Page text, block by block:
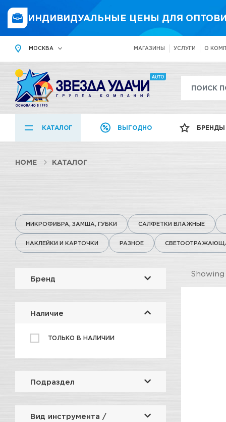
ИНДИВИДУАЛЬНЫЕ ЦЕНЫ ДЛЯ
МОСКВА МАГАЗИНЫ УСЛУГИ О
КАТАЛОГ ВЫГОДНО БРЕНДЫ
HOME КАТАЛОГ
МИКРОФИБРА, ЗАМША, ГУБКИ САЛФЕТКИ ВЛАЖНЫЕ
НАКЛЕЙКИ И КАРТОЧКИ РАЗНОЕ
Бренд
Наличие
ТОЛЬКО В НАЛИЧИИ
Подраздел
Вид инструмента /